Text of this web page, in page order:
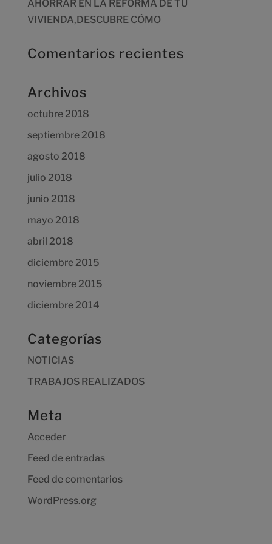
AHORRAR EN LA REFORMA DE TU
VIVIENDA,DESCUBRE CÓMO
Comentarios recientes
Archivos
octubre 2018
septiembre 2018
agosto 2018
julio 2018
junio 2018
mayo 2018
abril 2018
diciembre 2015
noviembre 2015
diciembre 2014
Categorías
NOTICIAS
TRABAJOS REALIZADOS
Meta
Acceder
Feed de entradas
Feed de comentarios
WordPress.org